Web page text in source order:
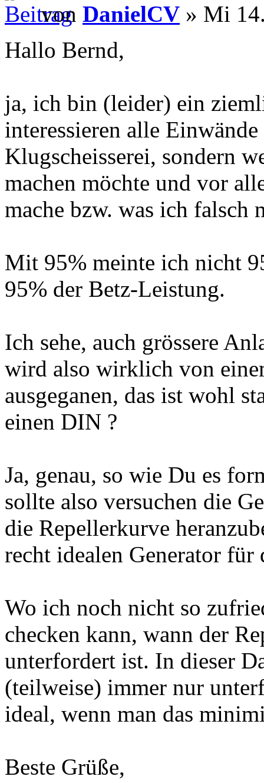
von DanielCV » Mi
Hallo Bernd,
ja, ich bin (leider) ein
interessieren alle
Klugscheisserei, sondern
machen möchte und vor
mache bzw. was ich falsch
Mit 95% meinte ich nicht
95% der Betz-Leistung.
Ich sehe, auch grössere
wird also wirklich von
ausgeganen, das ist wohl
einen DIN ?
Ja, genau, so wie Du es
sollte also versuchen die
die Repellerkurve
recht idealen Generator für
Wo ich noch nicht so
checken kann, wann der
unterfordert ist. In dieser
(teilweise) immer nur
ideal, wenn man das
Beste Grüße,